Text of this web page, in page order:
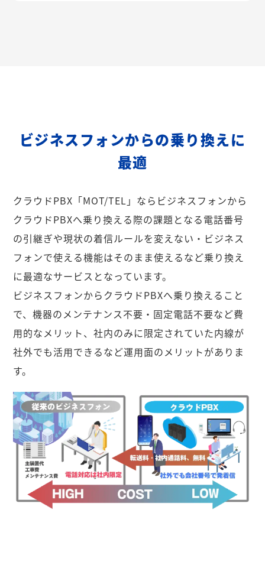
ビジネスフォンからの乗り換えに
最適
クラウドPBX「MOT/TEL」ならビジネスフォンから
クラウドPBXへ乗り換える際の課題となる電話番号
の引継ぎや現状の着信ルールを変えない・ビジネス
フォンで使える機能はそのまま使えるなど乗り換え
に最適なサービスとなっています。
ビジネスフォンからクラウドPBXへ乗り換えること
で、機器のメンテナンス不要・固定電話不要など費
用的なメリット、社内のみに限定されていた内線が
社外でも活用できるなど運用面のメリットがありま
す。